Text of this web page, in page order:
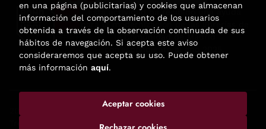
Esta actividad ha recibido una ayuda
para la modernización de las librerías de
la Comunidad de Madrid
correspondiente al año 2025.
. Todos los Derechos Reservados |
en una página (publicitarias) y cookies que almacenan
información del comportamiento de los usuarios
obtenida a través de la observación continuada de sus
hábitos de navegación. Si acepta este aviso
consideraremos que acepta su uso. Puede obtener
más información aquí.
Aceptar cookies